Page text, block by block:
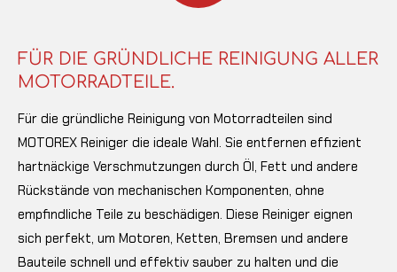
FÜR DIE GRÜNDLICHE REINIGUNG ALLER
MOTORRADTEILE.
Für die gründliche Reinigung von Motorradteilen sind
MOTOREX Reiniger die ideale Wahl. Sie entfernen effizient
hartnäckige Verschmutzungen durch Öl, Fett und andere
Rückstände von mechanischen Komponenten, ohne
empfindliche Teile zu beschädigen. Diese Reiniger eignen
sich perfekt, um Motoren, Ketten, Bremsen und andere
Bauteile schnell und effektiv sauber zu halten und die